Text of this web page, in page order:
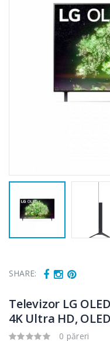
SHARE:
Televizor LG
4K Ultra HD,
0 păreri